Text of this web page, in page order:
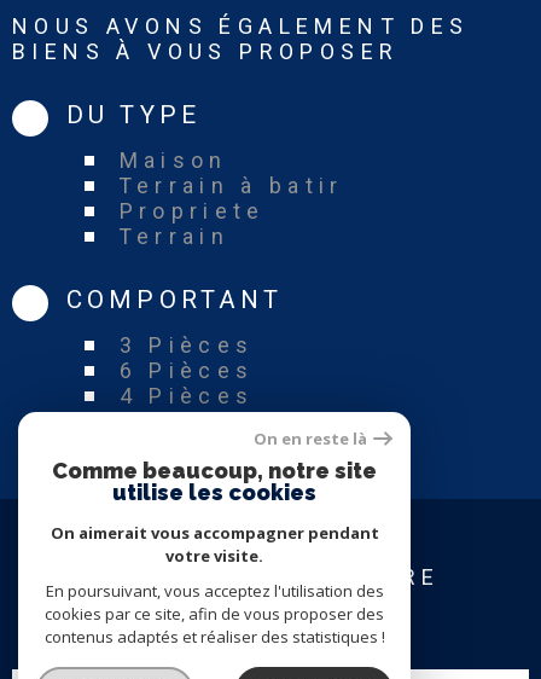
NOUS AVONS ÉGALEMENT DES
BIENS À VOUS PROPOSER
DU TYPE
Maison
Terrain à batir
Propriete
Terrain
COMPORTANT
3 Pièces
6 Pièces
4 Pièces
CONFIEZ-NOUS VOTRE
RECHERCHE
On en reste là
Comme beaucoup, notre site
utilise les cookies
On aimerait vous accompagner pendant
votre visite.
En poursuivant, vous acceptez l'utilisation des
cookies par ce site, afin de vous proposer des
contenus adaptés et réaliser des statistiques !